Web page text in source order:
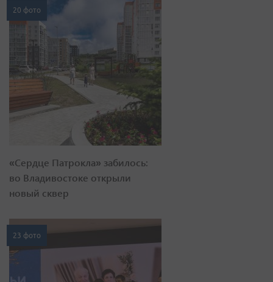
20 фото
«Сердце Патрокла» забилось:
во Владивостоке открыли
новый сквер
23 фото